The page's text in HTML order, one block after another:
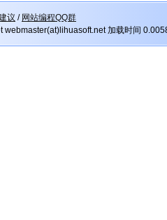
议 / 网站编程QQ群
加载时间